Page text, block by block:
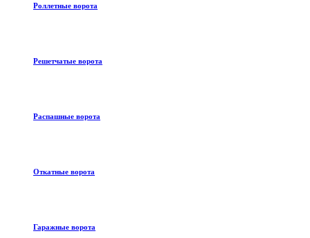
Роллетные ворота
Решетчатые ворота
Распашные ворота
Откатные ворота
Гаражные ворота